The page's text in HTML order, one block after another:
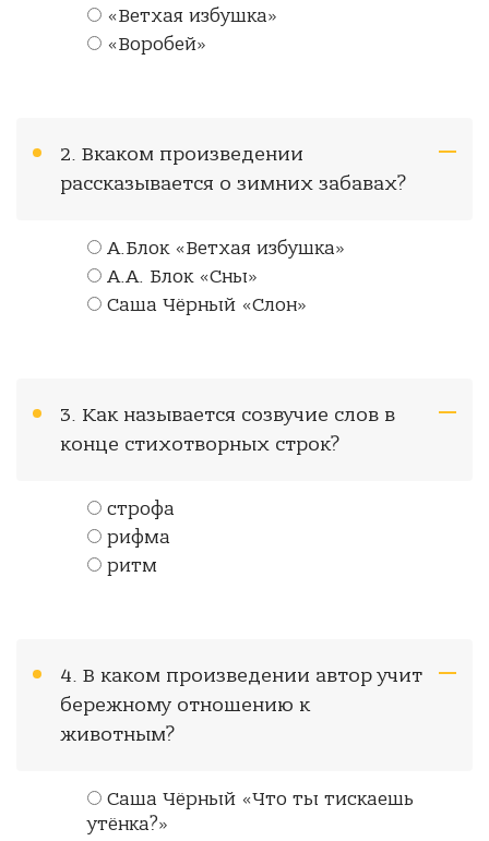
«Ветхая избушка»
«Воробей»
2. Вкаком произведении
рассказывается о зимних забавах?
А.Блок «Ветхая избушка»
А.А. Блок «Сны»
Саша Чёрный «Слон»
3. Как называется созвучие слов в
конце стихотворных строк?
строфа
рифма
ритм
4. В каком произведении автор учит
бережному отношению к
животным?
Саша Чёрный «Что ты тискаешь
утёнка?»